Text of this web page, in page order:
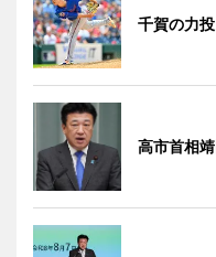
千賀の力
高市首相